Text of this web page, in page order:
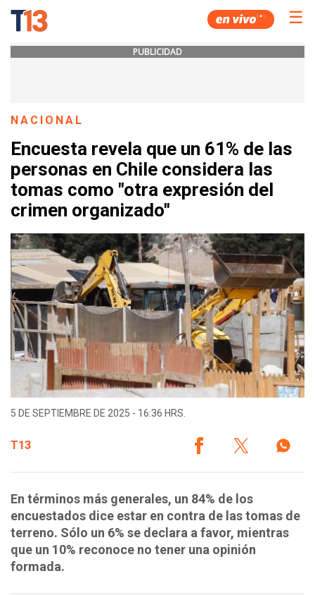
☰
PUBLICIDAD
NACIONAL
Encuesta revela que un 61% de las
personas en Chile considera las
tomas como "otra expresión del
crimen organizado"
5 DE SEPTIEMBRE DE 2025 - 16:36 HRS.
T13
En términos más generales, un 84% de los
encuestados dice estar en contra de las tomas de
terreno. Sólo un 6% se declara a favor, mientras
que un 10% reconoce no tener una opinión
formada.